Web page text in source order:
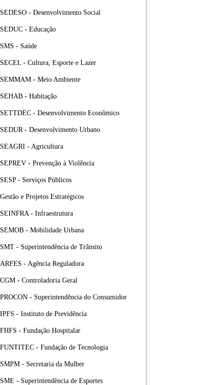
SEDESO - Desenvolvimento Social
SEDUC - Educação
SMS - Saúde
SECEL - Cultura, Esporte e Lazer
SEMMAM - Meio Ambiente
SEHAB - Habitação
SETTDEC - Desenvolvimento Econômico
SEDUR - Desenvolvimento Urbano
SEAGRI - Agricultura
SEPREV - Prevenção à Violência
SESP - Serviços Públicos
Gestão e Projetos Estratégicos
SEINFRA - Infraestrutura
SEMOB - Mobilidade Urbana
SMT - Superintendência de Trânsito
ARFES - Agência Reguladora
CGM - Controladoria Geral
PROCON - Superintendência do Consumidor
IPFS - Instituto de Previdência
FHFS - Fundação Hospitalar
FUNTITEC - Fundação de Tecnologia
SMPM - Secretaria da Mulher
SME - Superintendência de Esportes